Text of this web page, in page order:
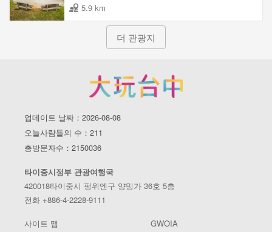
5.9 km
더 관광지
업데이트 날짜：2026-08-08
오늘사람들의 수：211
총방문자수：2150036
타이중시정부 관광여행국
420018타이중시 펑위엔구 양밍가 36호 5층
전화 +886-4-2228-9111
사이트 맵 GWOIA